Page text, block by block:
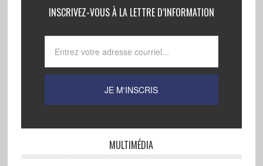
INSCRIVEZ-VOUS À LA LETTRE D’INFORMATION
MULTIMÉDIA